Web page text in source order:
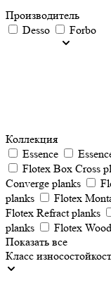
Производитель
Desso
Forbo
Коллекция
Essence
Flotex Box Cross
Converge planks
planks
Flotex
Flotex Refract planks
planks
Flotex
Показать все
Класс